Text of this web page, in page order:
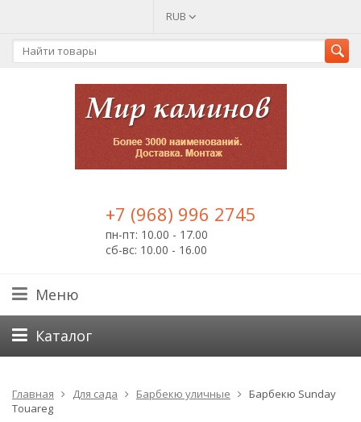
RUB
+7 (968) 996 2745
пн-пт: 10.00 - 17.00
сб-вс: 10.00 - 16.00
Меню
Каталог
Главная Для сада Барбекю уличные
Барбекю Sunday
Touareg